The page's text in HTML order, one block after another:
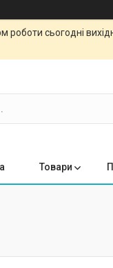
роботи сьогодні
Товари